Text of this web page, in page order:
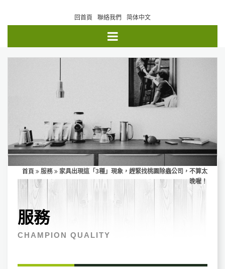
回首頁 聯絡我們 简体中文
首頁 服務
家具出現這「3種」現象，趕緊找桃園除蟲公司，不算太
晚喔！
服務
CHAMPION QUALITY